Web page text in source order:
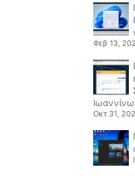
Φεβ 13,
Οκτ 31,